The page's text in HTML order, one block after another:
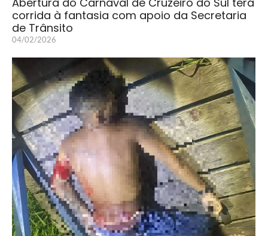
corrida à fantasia com apoio da Secretaria
de Trânsito
04/02/2026